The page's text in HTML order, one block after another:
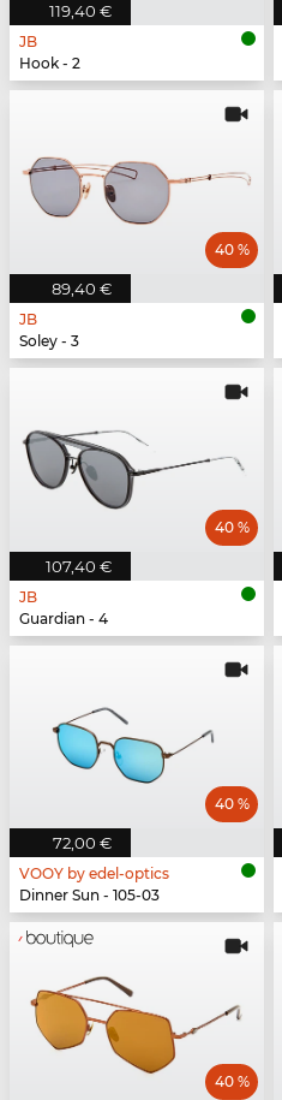
119,40 €
JB
Hook - 2
89,40 €
40 %
JB
Soley - 3
107,40 €
40 %
JB
Guardian - 4
72,00 €
40 %
VOOY by edel-optics
Dinner Sun - 105-03
40 %